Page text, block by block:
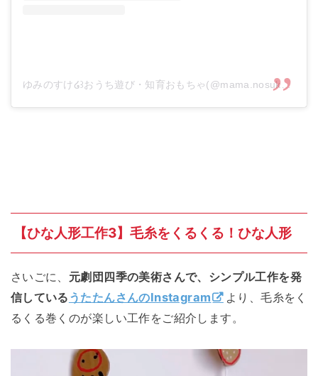
ゆみのすけ໒꒱おうち遊び・知育おもちゃ(@mama.nosuke)がシェアした投稿
【ひな人形工作3】毛糸をくるくる！ひな人形
さいごに、 元劇団四季の美術さんで、シンプル工作を発
信している うたたんさんのInstagram
より、毛糸をく
るくる巻くのが楽しい工作をご紹介します。